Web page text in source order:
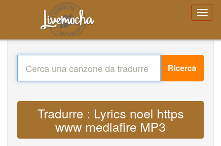
Ricerca
Tradurre : Lyrics noel https
www mediafire MP3